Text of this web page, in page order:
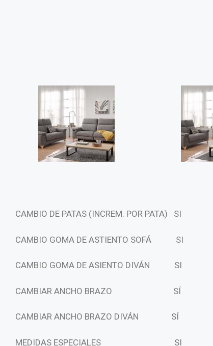
CAMBIO DE PATAS (INCREM. POR PATA) SI
CAMBIO GOMA DE ASTIENTO SOFÁ SI
CAMBIO GOMA DE ASIENTO DIVÁN SI
CAMBIAR ANCHO BRAZO SÍ
CAMBIAR ANCHO BRAZO DIVÁN SÍ
MEDIDAS ESPECIALES SI